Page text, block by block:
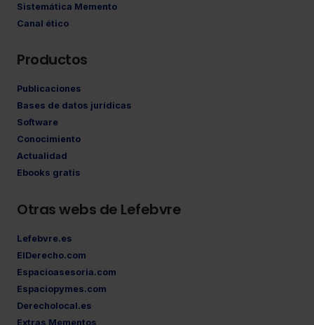
Sistemática Memento
Canal ético
Productos
Publicaciones
Bases de datos jurídicas
Software
Conocimiento
Actualidad
Ebooks gratis
Otras webs de Lefebvre
Lefebvre.es
ElDerecho.com
Espacioasesoria.com
Espaciopymes.com
Derecholocal.es
Extras Mementos